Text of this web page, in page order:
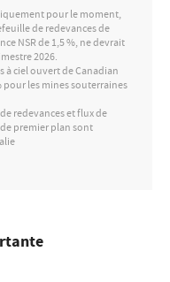
pour le moment,
de redevances de
NSR de 1,5 %, ne devrait
2026.
à ciel ouvert de Canadian
pour les mines souterraines
redevances et flux de
premier plan sont